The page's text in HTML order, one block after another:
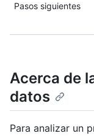
Pasos siguientes
Acerca de
datos
Para analizar un